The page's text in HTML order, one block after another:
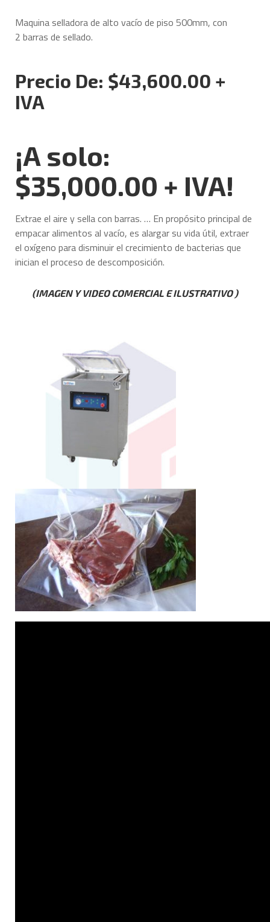
Maquina selladora de alto vacío de piso 500mm, con
2 barras de sellado.
Precio De: $43,600.00 +
IVA
¡A solo:
$35,000.00 + IVA!
Extrae el aire y sella con barras. … En propósito principal de
empacar alimentos al vacío, es alargar su vida útil, extraer
el oxígeno para disminuir el crecimiento de bacterias que
inician el proceso de descomposición.
(IMAGEN Y VIDEO COMERCIAL E ILUSTRATIVO )